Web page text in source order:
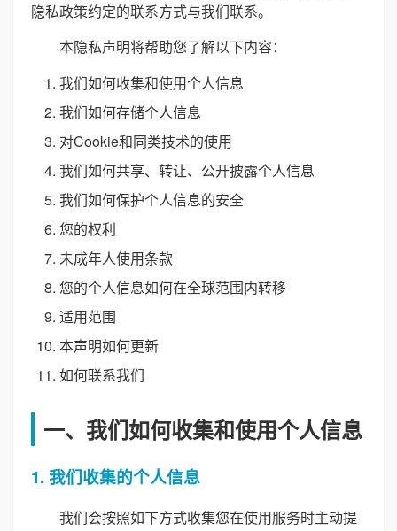
隐私政策约定的联系方式与我们联系。
本隐私声明将帮助您了解以下内容：
我们如何收集和使用个人信息
我们如何存储个人信息
对Cookie和同类技术的使用
我们如何共享、转让、公开披露个人信息
我们如何保护个人信息的安全
您的权利
未成年人使用条款
您的个人信息如何在全球范围内转移
适用范围
本声明如何更新
如何联系我们
一、我们如何收集和使用个人信息
1. 我们收集的个人信息
我们会按照如下方式收集您在使用服务时主动提